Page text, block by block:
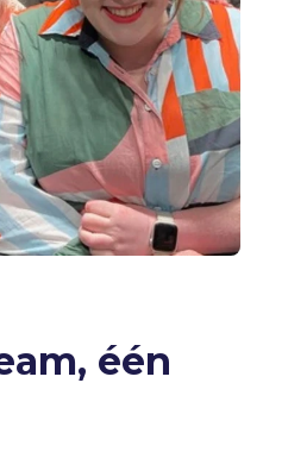
één